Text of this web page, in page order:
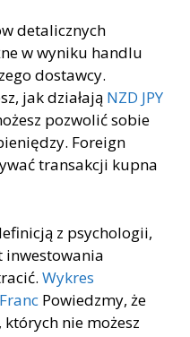
detalicznych
w wyniku handlu
dostawcy.
jak działają NZD JPY
pozwolić sobie
Foreign
transakcji kupna
z psychologii,
inwestowania
Wykres
Powiedzmy, że
których nie możesz